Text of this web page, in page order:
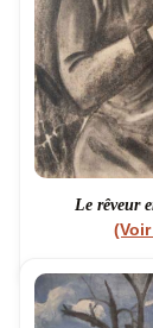
Le rêveur